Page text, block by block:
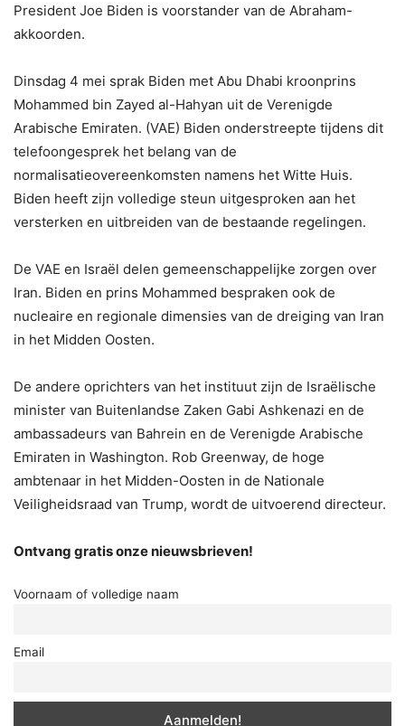
President Joe Biden is voorstander van de Abraham-
akkoorden.
Dinsdag 4 mei sprak Biden met Abu Dhabi kroonprins
Mohammed bin Zayed al-Hahyan uit de Verenigde
Arabische Emiraten. (VAE) Biden onderstreepte tijdens dit
telefoongesprek het belang van de
normalisatieovereenkomsten namens het Witte Huis.
Biden heeft zijn volledige steun uitgesproken aan het
versterken en uitbreiden van de bestaande regelingen.
De VAE en Israël delen gemeenschappelijke zorgen over
Iran. Biden en prins Mohammed bespraken ook de
nucleaire en regionale dimensies van de dreiging van Iran
in het Midden Oosten.
De andere oprichters van het instituut zijn de Israëlische
minister van Buitenlandse Zaken Gabi Ashkenazi en de
ambassadeurs van Bahrein en de Verenigde Arabische
Emiraten in Washington. Rob Greenway, de hoge
ambtenaar in het Midden-Oosten in de Nationale
Veiligheidsraad van Trump, wordt de uitvoerend directeur.
Ontvang gratis onze nieuwsbrieven!
Voornaam of volledige naam
Email